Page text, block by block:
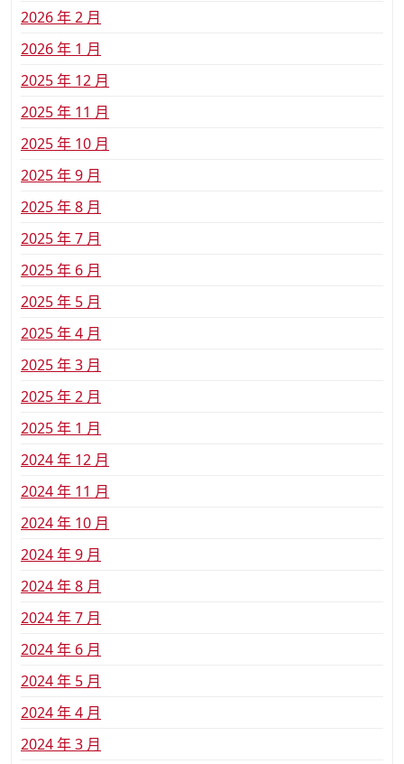
2026 年 2 月
2026 年 1 月
2025 年 12 月
2025 年 11 月
2025 年 10 月
2025 年 9 月
2025 年 8 月
2025 年 7 月
2025 年 6 月
2025 年 5 月
2025 年 4 月
2025 年 3 月
2025 年 2 月
2025 年 1 月
2024 年 12 月
2024 年 11 月
2024 年 10 月
2024 年 9 月
2024 年 8 月
2024 年 7 月
2024 年 6 月
2024 年 5 月
2024 年 4 月
2024 年 3 月